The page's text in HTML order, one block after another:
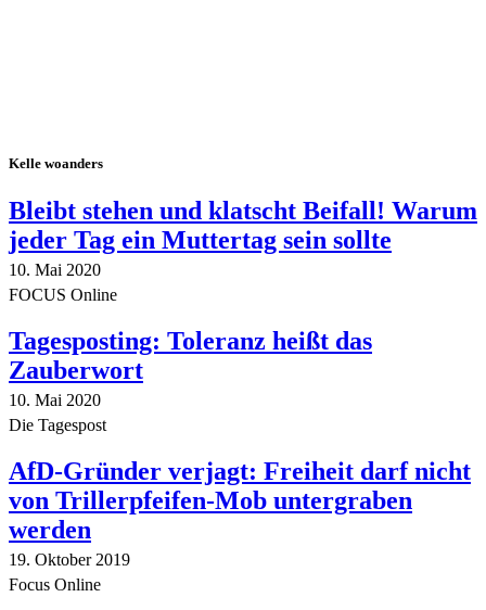
Kelle woanders
Bleibt stehen und klatscht Beifall! Warum
jeder Tag ein Muttertag sein sollte
10. Mai 2020
FOCUS Online
Tagesposting: Toleranz heißt das
Zauberwort
10. Mai 2020
Die Tagespost
AfD-Gründer verjagt: Freiheit darf nicht
von Trillerpfeifen-Mob untergraben
werden
19. Oktober 2019
Focus Online